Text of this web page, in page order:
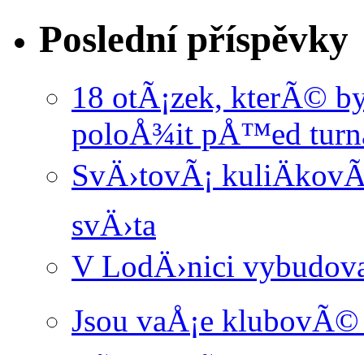
Poslední příspěvky
18 otÃ¡zek, kterÃ©
poloÅ¾it pÅ™ed
SvÄ›tovÃ¡
svÄ›ta
V LodÄ›nici
Jsou vaÅ¡e klubovÃ©